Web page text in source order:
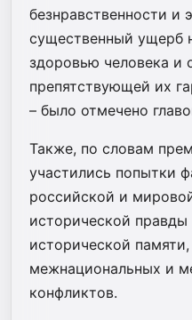
безнравственности и
существенный ущерб
здоровью человека и
препятствующей их
– было отмечено
Также, по словам
участились попытки
российской и
исторической
исторической
межнациональных и
конфликтов.